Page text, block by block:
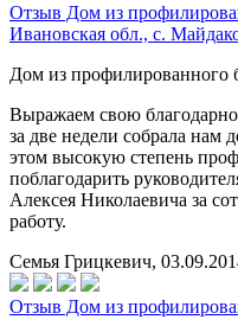
Отзыв Дом из
Ивановская обл., с.
Дом из профилированного
Выражаем свою
за две недели собрала нам
этом высокую степень
поблагодарить
Алексея Николаевича за
работу.
Семья Грицкевич,
Отзыв Дом из